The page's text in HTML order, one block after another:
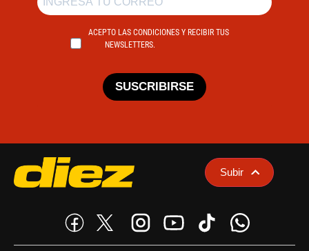
ACEPTO LAS CONDICIONES Y RECIBIR TUS
NEWSLETTERS.
SUSCRIBIRSE
Subir